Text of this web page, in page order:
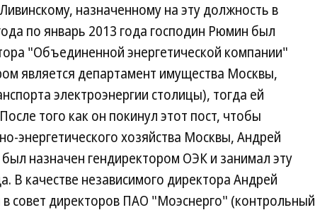
назначенному на эту должность в
по январь 2013 года господин Рюмин был
"Объединенной энергетической компании"
является департамент имущества Москвы,
электроэнергии столицы), тогда ей
того как он покинул этот пост, чтобы
энергетического хозяйства Москвы, Андрей
назначен гендиректором ОЭК и занимал эту
В качестве независимого директора Андрей
совет директоров ПАО "Моэснерго" (контрольный